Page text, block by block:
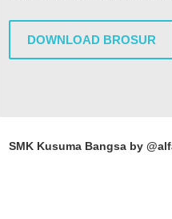
DOWNLOAD BROSUR
SMK Kusuma Bangsa by